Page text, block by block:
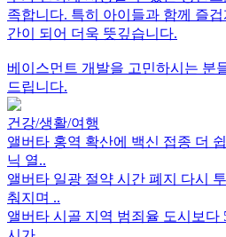
족합니다. 특히 아이들과 함께 즐
간이 되어 더욱 뜻깊습니다.
베이스먼트 개발을 고민하시는 분
드립니다.
건강/생활/여행
앨버타 홍역 확산에 백신 접종 더
닉 열..
앨버타 일광 절약 시간 폐지 다시
춰지며 ..
앨버타 시골 지역 범죄율 도시보다